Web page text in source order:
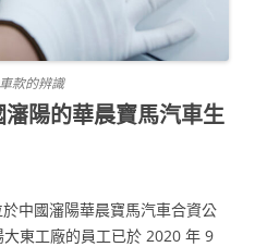
款的辨識
陽的華晨寶馬汽車生
中國瀋陽華晨寶馬汽車合資公
東工廠的員工已於 2020 年 9